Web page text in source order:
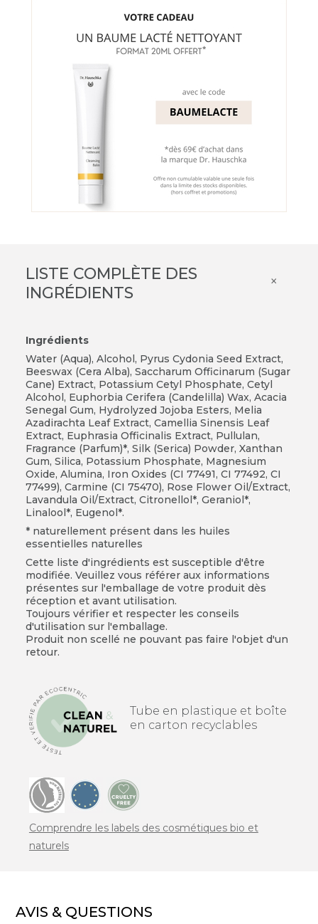
LISTE COMPLÈTE DES
INGRÉDIENTS
×
Ingrédients
Water (Aqua), Alcohol, Pyrus Cydonia Seed Extract,
Beeswax (Cera Alba), Saccharum Officinarum (Sugar
Cane) Extract, Potassium Cetyl Phosphate, Cetyl
Alcohol, Euphorbia Cerifera (Candelilla) Wax, Acacia
Senegal Gum, Hydrolyzed Jojoba Esters, Melia
Azadirachta Leaf Extract, Camellia Sinensis Leaf
Extract, Euphrasia Officinalis Extract, Pullulan,
Fragrance (Parfum)*, Silk (Serica) Powder, Xanthan
Gum, Silica, Potassium Phosphate, Magnesium
Oxide, Alumina, Iron Oxides (CI 77491, CI 77492, CI
77499), Carmine (CI 75470), Rose Flower Oil/Extract,
Lavandula Oil/Extract, Citronellol*, Geraniol*,
Linalool*, Eugenol*.
* naturellement présent dans les huiles
essentielles naturelles
Cette liste d'ingrédients est susceptible d'être
modifiée. Veuillez vous référer aux informations
présentes sur l'emballage de votre produit dès
réception et avant utilisation.
Toujours vérifier et respecter les conseils
d'utilisation sur l'emballage.
Produit non scellé ne pouvant pas faire l'objet d'un
retour.
Tube en plastique et boîte
en carton recyclables
Comprendre les labels des cosmétiques bio et
naturels
AVIS & QUESTIONS